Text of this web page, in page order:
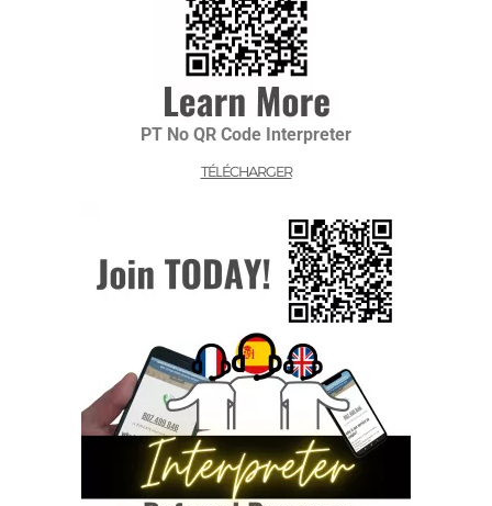
PT No QR Code Interpreter
TÉLÉCHARGER